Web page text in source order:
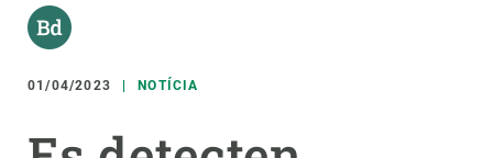
d'ariadna
01/04/2023 NOTÍCIA
responsive
Responsive